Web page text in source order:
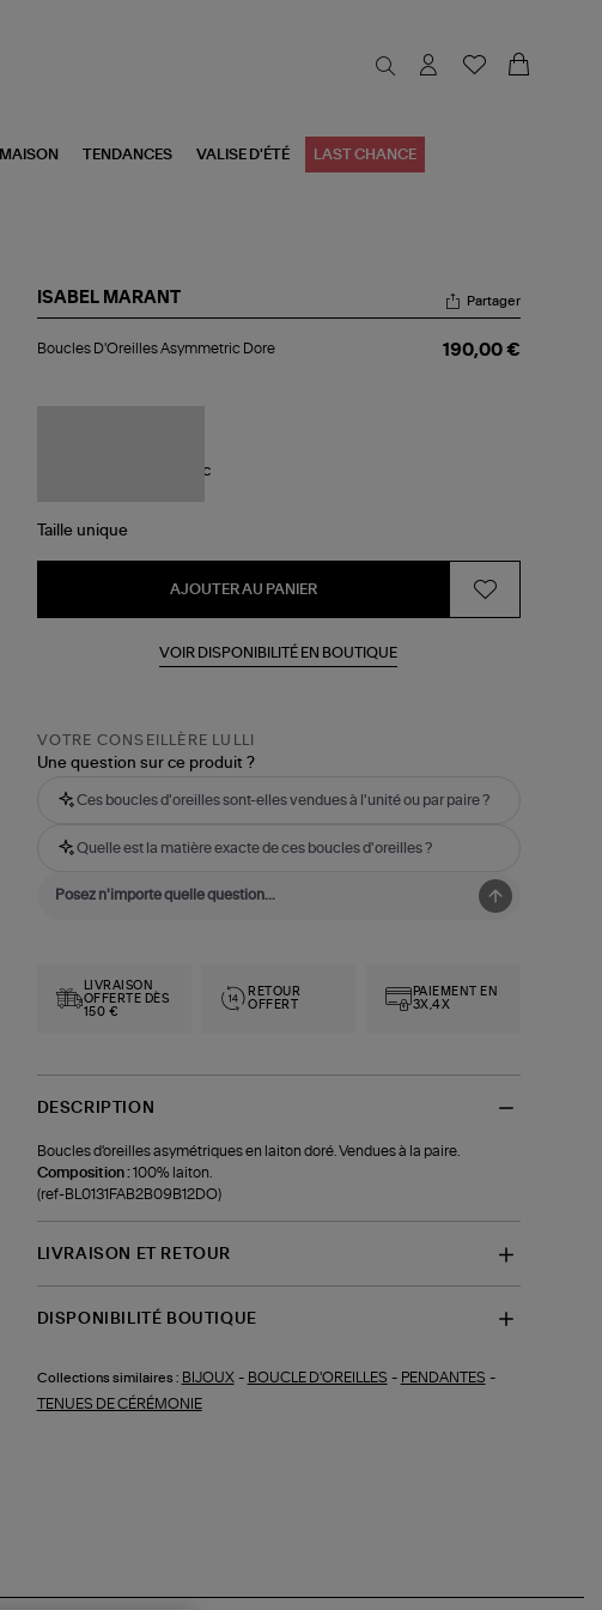
MAISON TENDANCES VALISE D'ÉTÉ LAST CHANCE
ISABEL MARANT
D'Oreilles
Partager
Boucles D'Oreilles Asymmetric Dore 190,00 €
Taille unique
AJOUTER AU PANIER
VOIR DISPONIBILITÉ EN BOUTIQUE
VOTRE CONSEILLÈRE LULLI
Une question sur ce produit ?
Ces boucles d'oreilles sont-elles vendues à l'unité ou par paire ?
Quelle est la matière exacte de ces boucles d'oreilles ?
LIVRAISON
OFFERTE DÈS
150 €
RETOUR
OFFERT
PAIEMENT EN
3X,4X
DESCRIPTION
Boucles d'oreilles asymétriques en laiton doré. Vendues à la paire.
Composition :100% laiton.
(ref-BL0131FAB2B09B12DO)
LIVRAISON ET RETOUR
DISPONIBILITÉ BOUTIQUE
Collections similaires : BIJOUX- BOUCLE D'OREILLES - PENDANTES -
TENUES DE CÉRÉMONIE